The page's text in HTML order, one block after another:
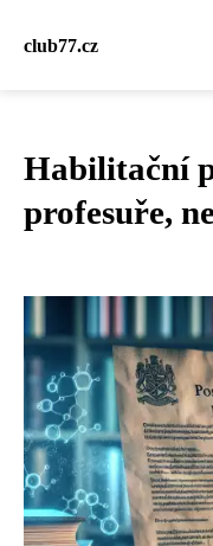
club77.cz
Habilitační
profesuře,